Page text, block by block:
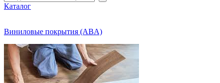
Каталог
Виниловые покрытия (ABA)